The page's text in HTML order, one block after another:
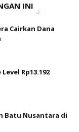
INI
Cairkan Dana
Rp13.192
Batu Nusantara di